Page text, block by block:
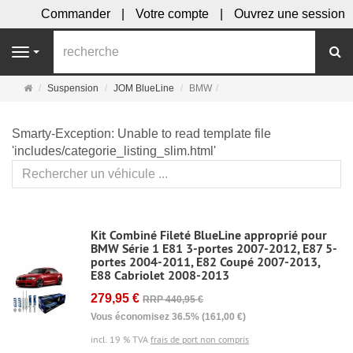
Commander Votre compte Ouvrez une session
Navigation
PageSuspension JOM BlueLine BMW
Smarty-Exception: Unable to read template file
'includes/categorie_listing_slim.html'
Kit Combiné Fileté BlueLine approprié pour
BMW Série 1 E81 3-portes 2007-2012, E87 5-
portes 2004-2011, E82 Coupé 2007-2013,
E88 Cabriolet 2008-2013
279,95 € RRP 440,95 €
Vous économisez 36.5% (161,00 €)
incl. 19 % TVA frais de port non compris